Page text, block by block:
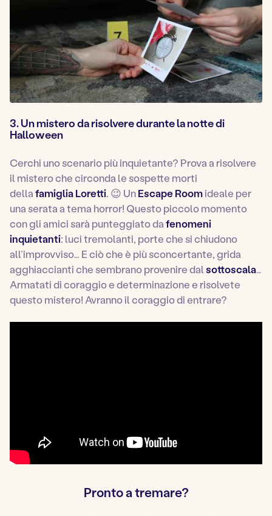
3. Un mistero da risolvere durante la notte di
Halloween
Cerchi uno scenario più inquietante? Prova a risolvere
il mistero che circonda le sospette morti
dellafamiglia Loretti. 😉 UnEscape Roomideale per
una serata a tema horror! Questo piccolo momento
con gli amici sarà punteggiato dafenomeni
inquietanti: luci tremolanti, porte che si chiudono
all’improvviso… E ciò che è più sconcertante, grida
agghiaccianti che sembrano provenire dalsottoscala…
Armatati di coraggio e determinazione e risolvete
questo mistero! Avranno il coraggio di entrare?
Pronto a tremare?